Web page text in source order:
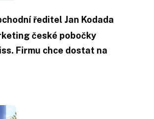
ředitel Jan Kodada
české pobočky
Firmu chce dostat na